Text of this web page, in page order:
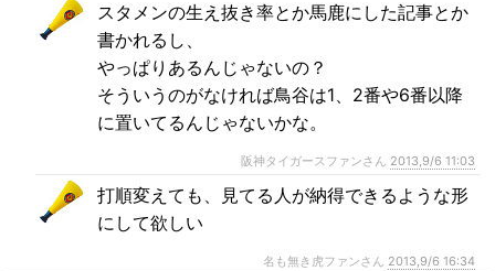
スタメンの生え抜き率とか馬鹿にした記事とか
書かれるし、
やっぱりあるんじゃないの？
そういうのがなければ鳥谷は1、2番や6番以降
に置いてるんじゃないかな。
阪神タイガースファンさん 2013,9/6 11:03
打順変えても、見てる人が納得できるような形
にして欲しい
名も無き虎ファンさん 2013,9/6 16:34